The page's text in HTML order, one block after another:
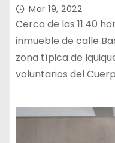
Mar 19, 2022
Cerca de las 11.40
inmueble de calle
zona típica de
voluntarios del